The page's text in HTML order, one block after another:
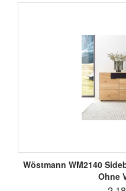
Wöstmann WM2140
Ohne